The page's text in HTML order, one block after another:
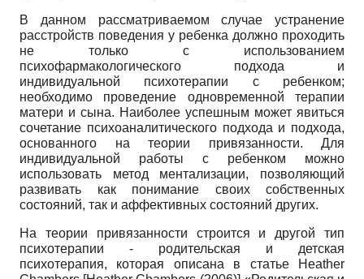
В данном рассматриваемом случае устранение
расстройств поведения у ребенка должно проходить
не только с использованием
психофармакологического подхода и
индивидуальной психотерапии с ребенком;
необходимо проведение одновременной терапии
матери и сына. Наиболее успешным может явиться
сочетание психоаналитического подхода и подхода,
основанного на теории привязанности. Для
индивидуальной работы с ребенком можно
использовать метод ментализации, позволяющий
развивать как понимание своих собственных
состояний, так и аффективных состояний других.
На теории привязанности строится и другой тип
психотерапии - родительская и детская
психотерапия, которая описана в статье Heather